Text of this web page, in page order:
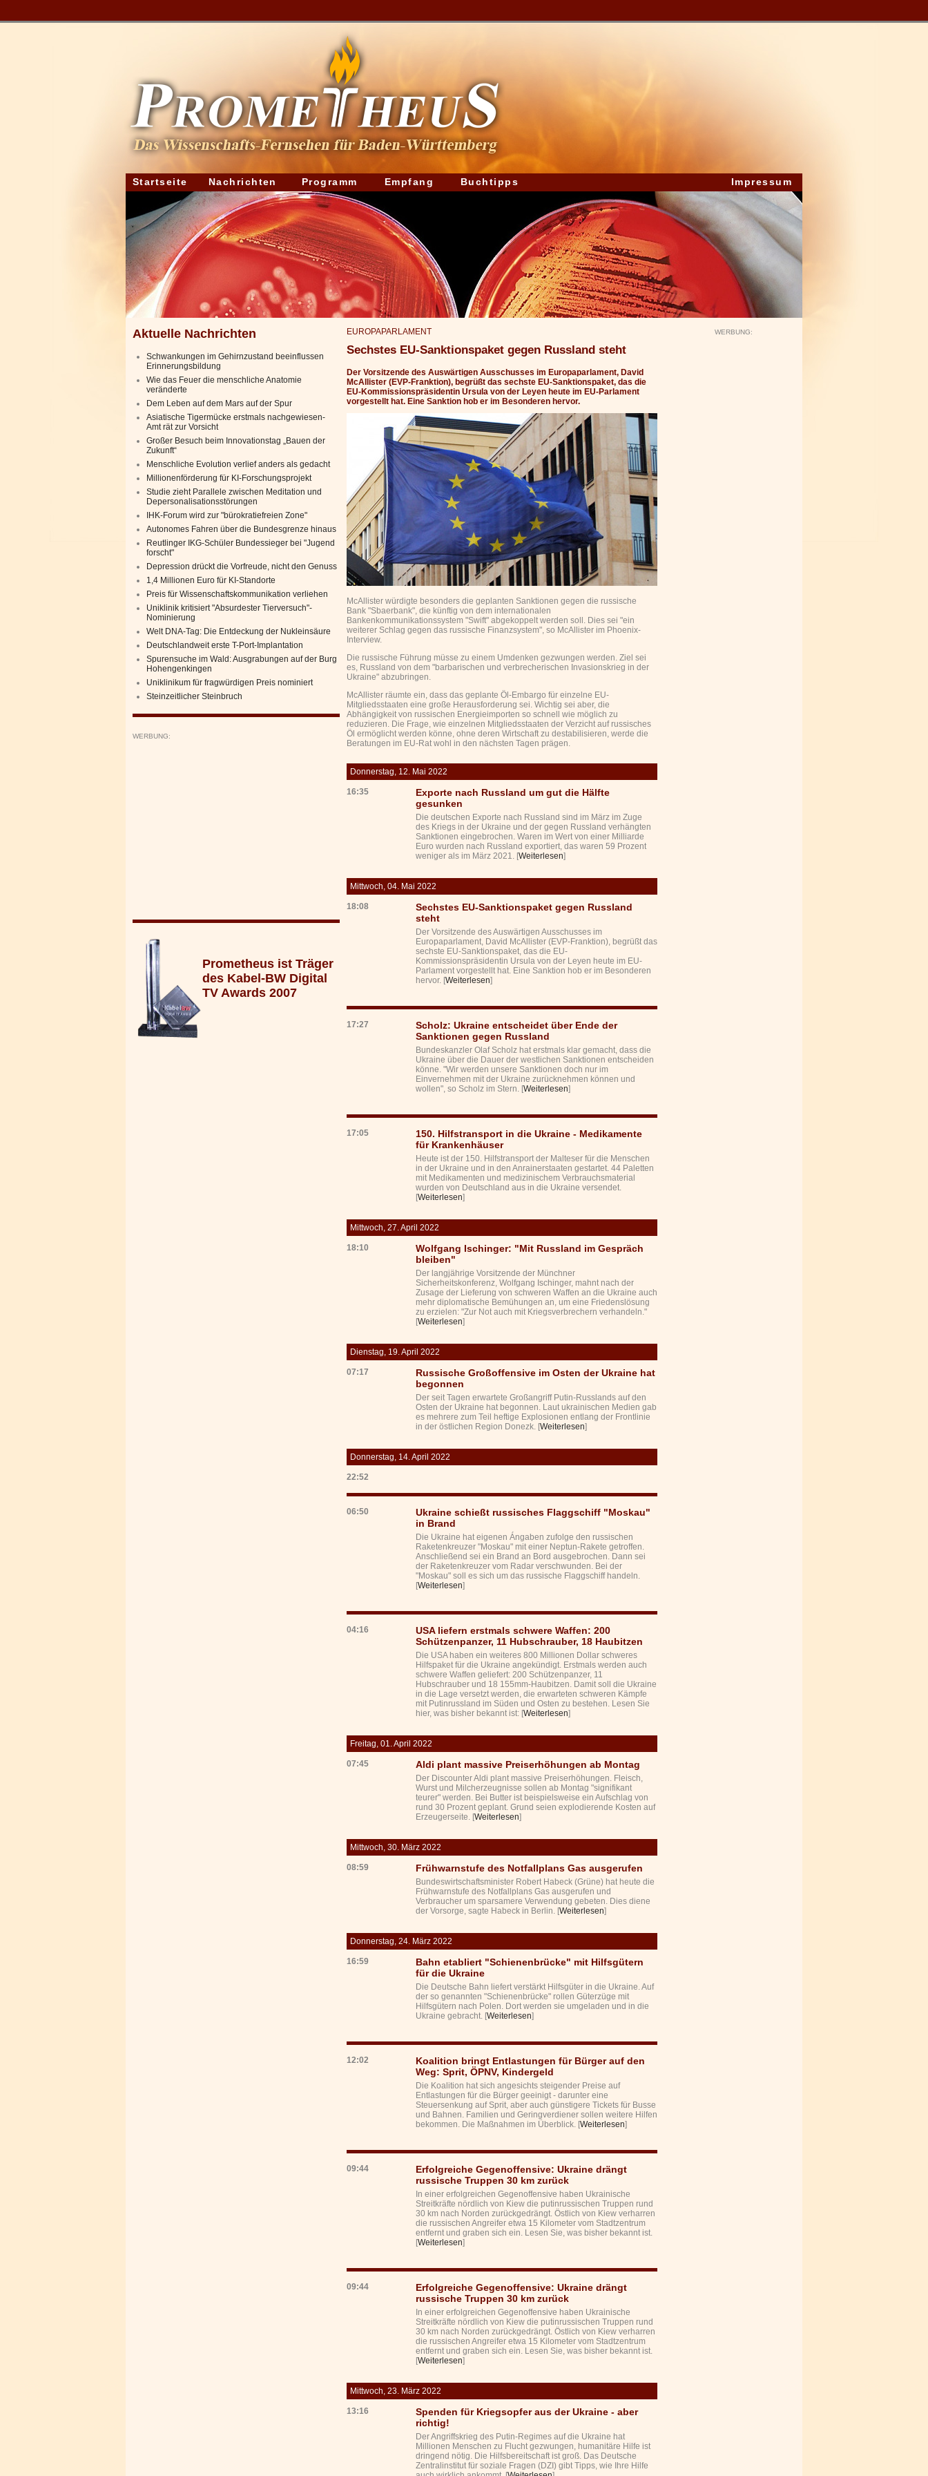
Startseite Nachrichten Programm Empfang Buchtipps Impressum
Aktuelle Nachrichten
Schwankungen im Gehirnzustand beeinflussen
Erinnerungsbildung
Wie das Feuer die menschliche Anatomie
veränderte
Dem Leben auf dem Mars auf der Spur
Asiatische Tigermücke erstmals nachgewiesen-
Amt rät zur Vorsicht
Großer Besuch beim Innovationstag „Bauen der
Zukunft“
Menschliche Evolution verlief anders als gedacht
Millionenförderung für KI-Forschungsprojekt
Studie zieht Parallele zwischen Meditation und
Depersonalisationsstörungen
IHK-Forum wird zur "bürokratiefreien Zone"
Autonomes Fahren über die Bundesgrenze hinaus
Reutlinger IKG-Schüler Bundessieger bei "Jugend
forscht"
Depression drückt die Vorfreude, nicht den Genuss
1,4 Millionen Euro für KI-Standorte
Preis für Wissenschaftskommunikation verliehen
Uniklinik kritisiert "Absurdester Tierversuch"-
Nominierung
Welt DNA-Tag: Die Entdeckung der Nukleinsäure
Deutschlandweit erste T-Port-Implantation
Spurensuche im Wald: Ausgrabungen auf der Burg
Hohengenkingen
Uniklinikum für fragwürdigen Preis nominiert
Steinzeitlicher Steinbruch
WERBUNG:
Prometheus ist Träger
des Kabel-BW Digital
TV Awards 2007
EUROPAPARLAMENT
Sechstes EU-Sanktionspaket gegen Russland steht
Der Vorsitzende des Auswärtigen Ausschusses im Europaparlament, David
McAllister (EVP-Franktion), begrüßt das sechste EU-Sanktionspaket, das die
EU-Kommissionspräsidentin Ursula von der Leyen heute im EU-Parlament
vorgestellt hat. Eine Sanktion hob er im Besonderen hervor.
McAllister würdigte besonders die geplanten Sanktionen gegen die russische
Bank "Sbaerbank", die künftig von dem internationalen
Bankenkommunikationssystem "Swift" abgekoppelt werden soll. Dies sei "ein
weiterer Schlag gegen das russische Finanzsystem", so McAllister im Phoenix-
Interview.
Die russische Führung müsse zu einem Umdenken gezwungen werden. Ziel sei
es, Russland von dem "barbarischen und verbrecherischen Invasionskrieg in der
Ukraine" abzubringen.
McAllister räumte ein, dass das geplante Öl-Embargo für einzelne EU-
Mitgliedsstaaten eine große Herausforderung sei. Wichtig sei aber, die
Abhängigkeit von russischen Energieimporten so schnell wie möglich zu
reduzieren. Die Frage, wie einzelnen Mitgliedsstaaten der Verzicht auf russisches
Öl ermöglicht werden könne, ohne deren Wirtschaft zu destabilisieren, werde die
Beratungen im EU-Rat wohl in den nächsten Tagen prägen.
Donnerstag, 12. Mai 2022
16:35
Exporte nach Russland um gut die Hälfte
gesunken
Die deutschen Exporte nach Russland sind im März im Zuge
des Kriegs in der Ukraine und der gegen Russland verhängten
Sanktionen eingebrochen. Waren im Wert von einer Milliarde
Euro wurden nach Russland exportiert, das waren 59 Prozent
weniger als im März 2021. [Weiterlesen]
Mittwoch, 04. Mai 2022
18:08
Sechstes EU-Sanktionspaket gegen Russland
steht
Der Vorsitzende des Auswärtigen Ausschusses im
Europaparlament, David McAllister (EVP-Franktion), begrüßt das
sechste EU-Sanktionspaket, das die EU-
Kommissionspräsidentin Ursula von der Leyen heute im EU-
Parlament vorgestellt hat. Eine Sanktion hob er im Besonderen
hervor. [Weiterlesen]
17:27
Scholz: Ukraine entscheidet über Ende der
Sanktionen gegen Russland
Bundeskanzler Olaf Scholz hat erstmals klar gemacht, dass die
Ukraine über die Dauer der westlichen Sanktionen entscheiden
könne. "Wir werden unsere Sanktionen doch nur im
Einvernehmen mit der Ukraine zurücknehmen können und
wollen", so Scholz im Stern. [Weiterlesen]
17:05
150. Hilfstransport in die Ukraine - Medikamente
für Krankenhäuser
Heute ist der 150. Hilfstransport der Malteser für die Menschen
in der Ukraine und in den Anrainerstaaten gestartet. 44 Paletten
mit Medikamenten und medizinischem Verbrauchsmaterial
wurden von Deutschland aus in die Ukraine versendet.
[Weiterlesen]
Mittwoch, 27. April 2022
18:10
Wolfgang Ischinger: "Mit Russland im Gespräch
bleiben"
Der langjährige Vorsitzende der Münchner
Sicherheitskonferenz, Wolfgang Ischinger, mahnt nach der
Zusage der Lieferung von schweren Waffen an die Ukraine auch
mehr diplomatische Bemühungen an, um eine Friedenslösung
zu erzielen: "Zur Not auch mit Kriegsverbrechern verhandeln."
[Weiterlesen]
Dienstag, 19. April 2022
07:17
Russische Großoffensive im Osten der Ukraine hat
begonnen
Der seit Tagen erwartete Großangriff Putin-Russlands auf den
Osten der Ukraine hat begonnen. Laut ukrainischen Medien gab
es mehrere zum Teil heftige Explosionen entlang der Frontlinie
in der östlichen Region Donezk. [Weiterlesen]
Donnerstag, 14. April 2022
22:52
06:50
Ukraine schießt russisches Flaggschiff "Moskau"
in Brand
Die Ukraine hat eigenen Ángaben zufolge den russischen
Raketenkreuzer "Moskau" mit einer Neptun-Rakete getroffen.
Anschließend sei ein Brand an Bord ausgebrochen. Dann sei
der Raketenkreuzer vom Radar verschwunden. Bei der
"Moskau" soll es sich um das russische Flaggschiff handeln.
[Weiterlesen]
04:16
USA liefern erstmals schwere Waffen: 200
Schützenpanzer, 11 Hubschrauber, 18 Haubitzen
Die USA haben ein weiteres 800 Millionen Dollar schweres
Hilfspaket für die Ukraine angekündigt. Erstmals werden auch
schwere Waffen geliefert: 200 Schützenpanzer, 11
Hubschrauber und 18 155mm-Haubitzen. Damit soll die Ukraine
in die Lage versetzt werden, die erwarteten schweren Kämpfe
mit Putinrussland im Süden und Osten zu bestehen. Lesen Sie
hier, was bisher bekannt ist: [Weiterlesen]
Freitag, 01. April 2022
07:45 Aldi plant massive Preiserhöhungen ab Montag
Der Discounter Aldi plant massive Preiserhöhungen. Fleisch,
Wurst und Milcherzeugnisse sollen ab Montag "signifikant
teurer" werden. Bei Butter ist beispielsweise ein Aufschlag von
rund 30 Prozent geplant. Grund seien explodierende Kosten auf
Erzeugerseite. [Weiterlesen]
Mittwoch, 30. März 2022
08:59 Frühwarnstufe des Notfallplans Gas ausgerufen
Bundeswirtschaftsminister Robert Habeck (Grüne) hat heute die
Frühwarnstufe des Notfallplans Gas ausgerufen und
Verbraucher um sparsamere Verwendung gebeten. Dies diene
der Vorsorge, sagte Habeck in Berlin. [Weiterlesen]
Donnerstag, 24. März 2022
16:59
Bahn etabliert "Schienenbrücke" mit Hilfsgütern
für die Ukraine
Die Deutsche Bahn liefert verstärkt Hilfsgüter in die Ukraine. Auf
der so genannten "Schienenbrücke" rollen Güterzüge mit
Hilfsgütern nach Polen. Dort werden sie umgeladen und in die
Ukraine gebracht. [Weiterlesen]
12:02
Koalition bringt Entlastungen für Bürger auf den
Weg: Sprit, ÖPNV, Kindergeld
Die Koalition hat sich angesichts steigender Preise auf
Entlastungen für die Bürger geeinigt - darunter eine
Steuersenkung auf Sprit, aber auch günstigere Tickets für Busse
und Bahnen. Familien und Geringverdiener sollen weitere Hilfen
bekommen. Die Maßnahmen im Überblick. [Weiterlesen]
09:44
Erfolgreiche Gegenoffensive: Ukraine drängt
russische Truppen 30 km zurück
In einer erfolgreichen Gegenoffensive haben Ukrainische
Streitkräfte nördlich von Kiew die putinrussischen Truppen rund
30 km nach Norden zurückgedrängt. Östlich von Kiew verharren
die russischen Angreifer etwa 15 Kilometer vom Stadtzentrum
entfernt und graben sich ein. Lesen Sie, was bisher bekannt ist.
[Weiterlesen]
09:44
Erfolgreiche Gegenoffensive: Ukraine drängt
russische Truppen 30 km zurück
In einer erfolgreichen Gegenoffensive haben Ukrainische
Streitkräfte nördlich von Kiew die putinrussischen Truppen rund
30 km nach Norden zurückgedrängt. Östlich von Kiew verharren
die russischen Angreifer etwa 15 Kilometer vom Stadtzentrum
entfernt und graben sich ein. Lesen Sie, was bisher bekannt ist.
[Weiterlesen]
Mittwoch, 23. März 2022
13:16
Spenden für Kriegsopfer aus der Ukraine - aber
richtig!
Der Angriffskrieg des Putin-Regimes auf die Ukraine hat
Millionen Menschen zu Flucht gezwungen, humanitäre Hilfe ist
dringend nötig. Die Hilfsbereitschaft ist groß. Das Deutsche
Zentralinstitut für soziale Fragen (DZI) gibt Tipps, wie Ihre Hilfe
WERBUNG: